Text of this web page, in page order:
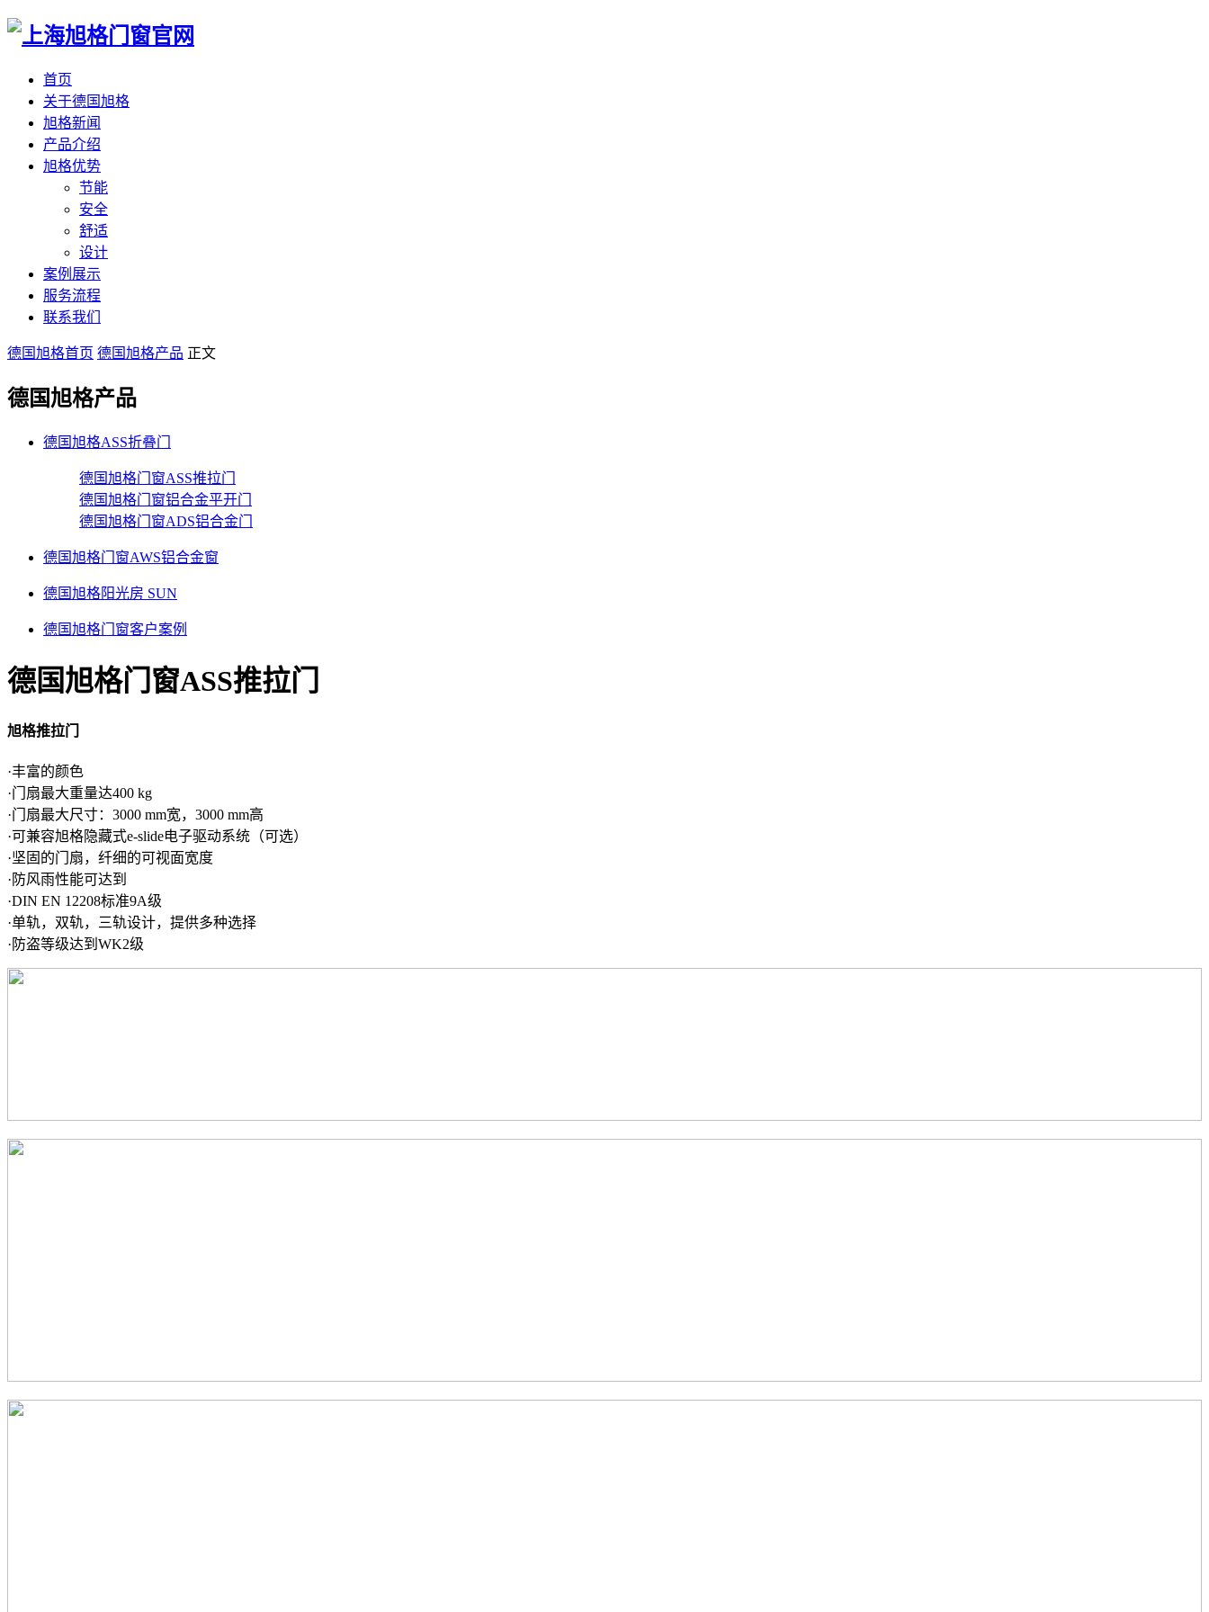
首页
关于德国旭格
旭格新闻
产品介绍
旭格优势
节能
安全
舒适
设计
案例展示
服务流程
联系我们
德国旭格首页 德国旭格产品 正文
德国旭格产品
德国旭格ASS折叠门
德国旭格门窗ASS推拉门
德国旭格门窗铝合金平开门
德国旭格门窗ADS铝合金门
德国旭格门窗AWS铝合金窗
德国旭格阳光房 SUN
德国旭格门窗客户案例
德国旭格门窗ASS推拉门
旭格推拉门
·丰富的颜色
·门扇最大重量达400 kg
·门扇最大尺寸：3000 mm宽，3000 mm高
·可兼容旭格隐藏式e-slide电子驱动系统（可选）
·坚固的门扇，纤细的可视面宽度
·防风雨性能可达到
·DIN EN 12208标准9A级
·单轨，双轨，三轨设计，提供多种选择
·防盗等级达到WK2级